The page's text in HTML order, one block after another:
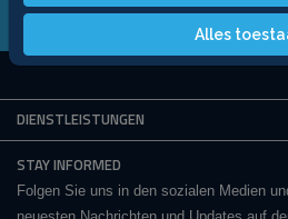
Mailen sie uns
DIENSTLEISTUNGEN
STAY INFORMED
Folgen Sie uns in den sozialen Medien
Alles